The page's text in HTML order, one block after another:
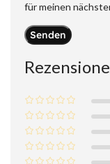
für meinen